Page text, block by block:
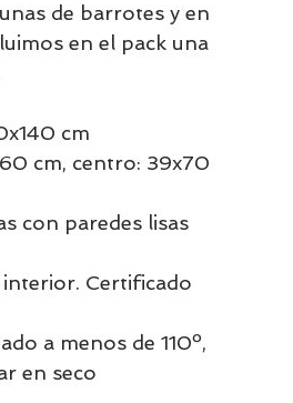
de barrotes y en
en el pack una
cm
cm, centro: 39x70
con paredes lisas
Certificado
a menos de 110º,
en seco